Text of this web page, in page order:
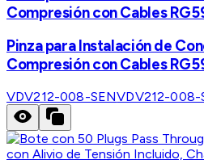
Compresión con Cables
Pinza para Instalación de
Compresión con Cables
VDV212-008-SENVDV212-008-